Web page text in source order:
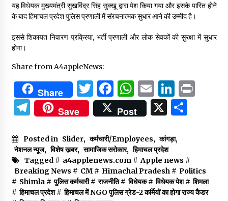
यह विधेयक मुख्यमंत्री सुखविंद्र सिंह सुक्खू द्वारा पेश किया गया और इसके पारित होने
के बाद हिमाचल प्रदेश पुलिस प्रणाली में संरचनात्मक सुधार आने की उम्मीद है।
इससे शिकायत निवारण प्रक्रिया, भर्ती प्रणाली और लोक सेवकों की सुरक्षा में सुधार
होगा।
Share from A4appleNews:
Share Twitter
Facebook
WhatsApp
Email
Telegram
Save Post X
Posted in Slider, कर्मचारी/Employees, कांगड़ा,
नेशनल न्यूज, विशेष ख़बर, सामाजिक सरोकार, हिमाचल प्रदेश
Tagged # a4applenews.com# Apple news #
Breaking News # CM# Himachal Pradesh# Politics
# Shimla# पुलिस कर्मचारी# राजनीति# विधेयक# विधेयक पेश# शिमला
# हिमाचल प्रदेश# हिमाचल में NGO पुलिस ग्रेड-2 कर्मियों का होगा राज्य कैडर